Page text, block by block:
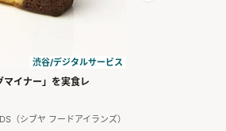
渋谷/デジタルサービス
マイナー」を実食レ
（シブヤ フードアイランズ）